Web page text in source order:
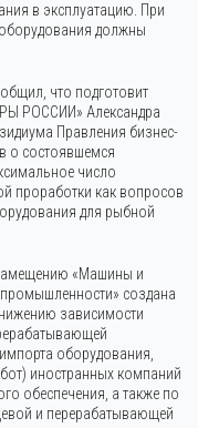
в эксплуатацию. При
должны
что подготовит
РОССИИ» Александра
Правления бизнес-
о состоявшемся
число
проработки как вопросов
для рыбной
«Машины и
создана
зависимости
оборудования,
иностранных компаний
обеспечения, а также по
и перерабатывающей